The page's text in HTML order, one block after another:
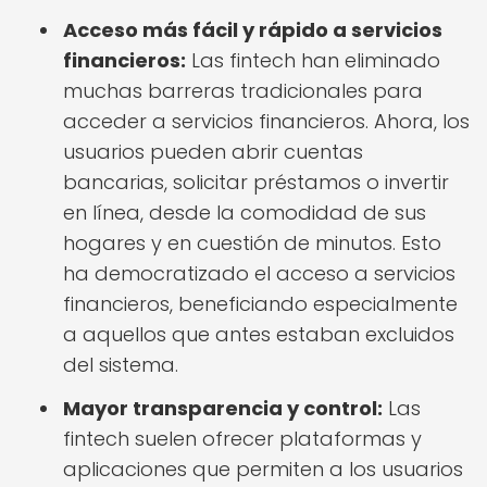
Acceso más fácil y rápido a servicios
financieros: Las fintech han eliminado
muchas barreras tradicionales para
acceder a servicios financieros. Ahora, los
usuarios pueden abrir cuentas
bancarias, solicitar préstamos o invertir
en línea, desde la comodidad de sus
hogares y en cuestión de minutos. Esto
ha democratizado el acceso a servicios
financieros, beneficiando especialmente
a aquellos que antes estaban excluidos
del sistema.
Mayor transparencia y control: Las
fintech suelen ofrecer plataformas y
aplicaciones que permiten a los usuarios